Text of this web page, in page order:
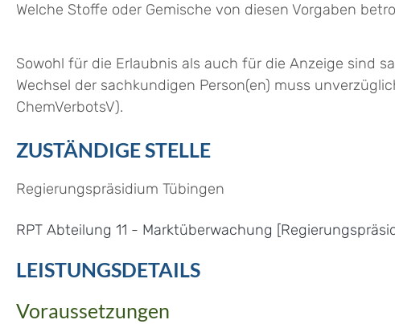
Welche Stoffe oder Gemische von diesen Vorgaben
Sowohl für die Erlaubnis als auch für die Anzeige sind
Wechsel der sachkundigen Person(en) muss
ChemVerbotsV).
ZUSTÄNDIGE STELLE
Regierungspräsidium Tübingen
RPT Abteilung 11 - Marktüberwachung
LEISTUNGSDETAILS
Voraussetzungen